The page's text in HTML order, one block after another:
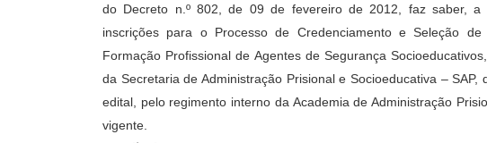
do Decreto n.º 802, de 09 de fevereiro de 2012, faz saber,
inscrições para o Processo de Credenciamento e Seleção
Formação Profissional de Agentes de Segurança
da Secretaria de Administração Prisional e Socioeducativa –
edital, pelo regimento interno da Academia de Administração
vigente.